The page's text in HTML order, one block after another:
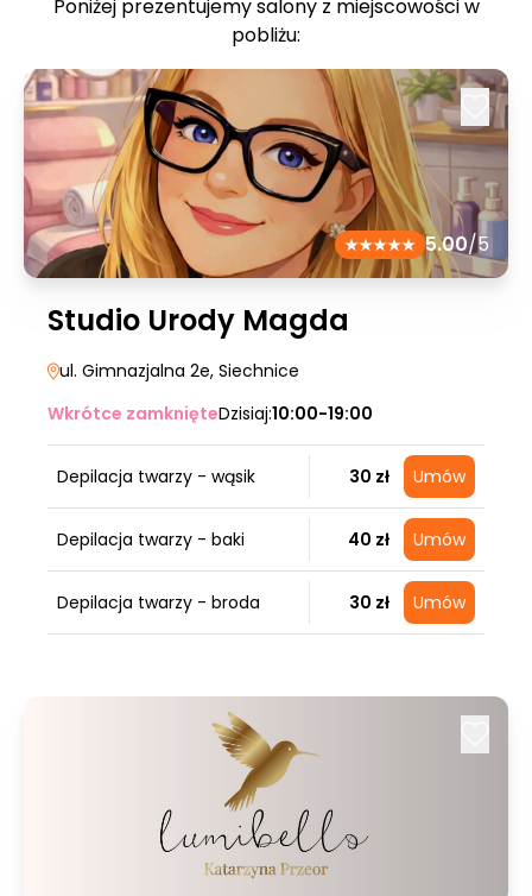
Poniżej prezentujemy salony z miejscowości w
pobliżu:
5.00/5
Studio Urody Magda
ul. Gimnazjalna 2e, Siechnice
Wkrótce zamknięteDzisiaj:10:00-19:00
Depilacja twarzy - wąsik 30 zł Umów
Depilacja twarzy - baki 40 zł Umów
Depilacja twarzy - broda 30 zł Umów